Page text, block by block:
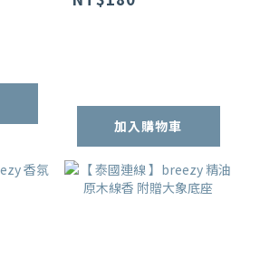
加入購物車